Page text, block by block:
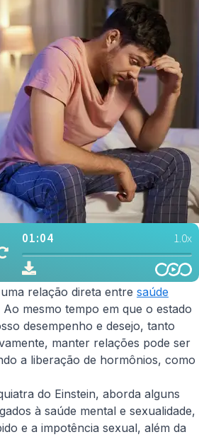
relação direta entre saúde
Ao mesmo tempo em que o estado
desempenho e desejo, tanto
manter relações pode ser
a liberação de hormônios, como
do Einstein, aborda alguns
à saúde mental e sexualidade,
e a impotência sexual, além da